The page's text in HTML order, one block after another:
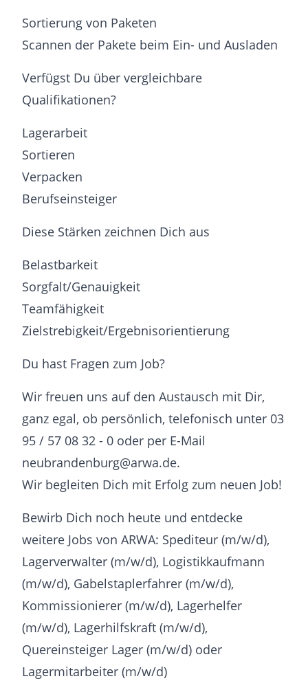
Sortierung von Paketen
Scannen der Pakete beim Ein- und Ausladen
Verfügst Du über vergleichbare
Qualifikationen?
Lagerarbeit
Sortieren
Verpacken
Berufseinsteiger
Diese Stärken zeichnen Dich aus
Belastbarkeit
Sorgfalt/Genauigkeit
Teamfähigkeit
Zielstrebigkeit/Ergebnisorientierung
Du hast Fragen zum Job?
Wir freuen uns auf den Austausch mit Dir,
ganz egal, ob persönlich, telefonisch unter 03
95 / 57 08 32 - 0 oder per E-Mail
neubrandenburg@arwa.de.
Wir begleiten Dich mit Erfolg zum neuen Job!
Bewirb Dich noch heute und entdecke
weitere Jobs von ARWA: Spediteur (m/w/d),
Lagerverwalter (m/w/d), Logistikkaufmann
(m/w/d), Gabelstaplerfahrer (m/w/d),
Kommissionierer (m/w/d), Lagerhelfer
(m/w/d), Lagerhilfskraft (m/w/d),
Quereinsteiger Lager (m/w/d) oder
Lagermitarbeiter (m/w/d)